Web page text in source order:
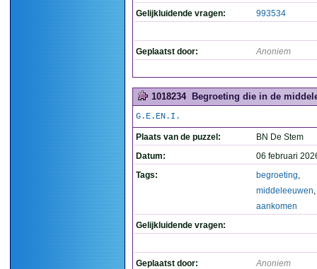
Gelijkluidende vragen:
993534
Geplaatst door: Anoniem
1018234 Begroeting die in de
G.E.EN.I.
Plaats van de puzzel:
BN De Stem
Datum:
06 februari
Tags:
begroeting,
middeleeuwen,
aankomen
Gelijkluidende vragen:
Geplaatst door: Anoniem